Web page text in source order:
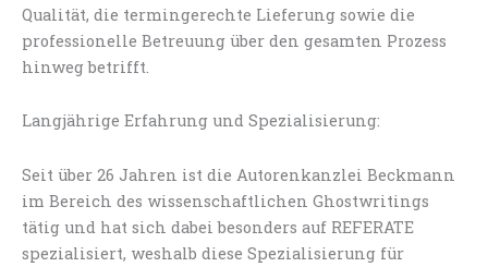
Qualität, die termingerechte Lieferung sowie die
professionelle Betreuung über den gesamten Prozess
hinweg betrifft.
Langjährige Erfahrung und Spezialisierung:
Seit über 26 Jahren ist die Autorenkanzlei Beckmann
im Bereich des wissenschaftlichen Ghostwritings
tätig und hat sich dabei besonders auf REFERATE
spezialisiert, weshalb diese Spezialisierung für